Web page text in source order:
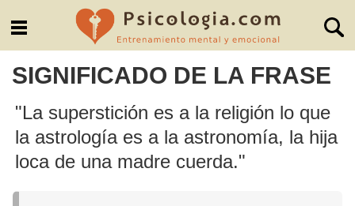
SIGNIFICADO DE LA FRASE
"La superstición es a la religión lo que
la astrología es a la astronomía, la hija
loca de una madre cuerda."